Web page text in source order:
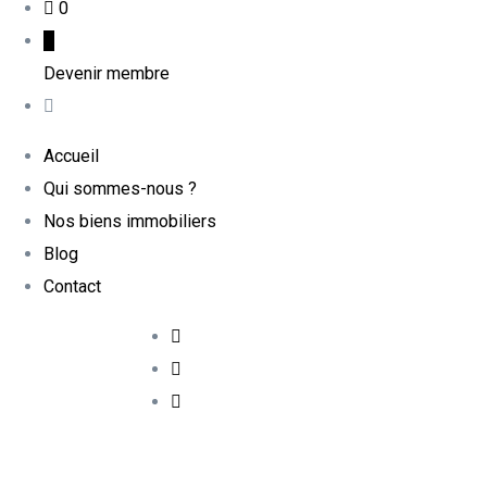
0
Devenir membre
Accueil
Qui sommes-nous ?
Nos biens immobiliers
Blog
Contact